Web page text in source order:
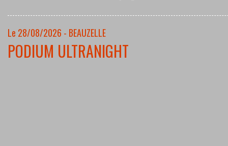
Le 28/08/2026 - BEAUZELLE
PODIUM ULTRANIGHT